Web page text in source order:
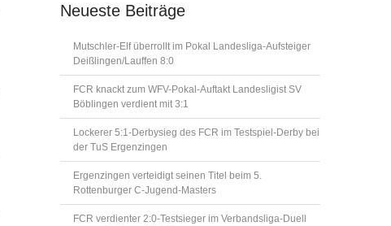
Neueste Beiträge
Mutschler-Elf überrollt im Pokal Landesliga-Aufsteiger
Deißlingen/Lauffen 8:0
FCR knackt zum WFV-Pokal-Auftakt Landesligist SV
Böblingen verdient mit 3:1
Lockerer 5:1-Derbysieg des FCR im Testspiel-Derby bei
der TuS Ergenzingen
Ergenzingen verteidigt seinen Titel beim 5.
Rottenburger C-Jugend-Masters
FCR verdienter 2:0-Testsieger im Verbandsliga-Duell